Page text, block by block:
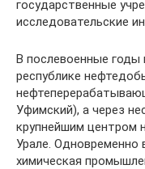
государственные
исследовательские
В послевоенные годы
республике
Уфимский), а через
крупнейшим центром
Урале. Одновременно
химическая